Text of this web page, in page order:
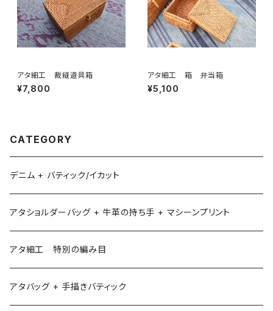
アタ細工 裁縫道具箱
¥7,800
アタ細工 箱 弁当箱
¥5,100
CATEGORY
デニム + バティック/イカット
アタショルダーバッグ + 牛革の持ち手 + マシーンプリント
アタ細工 特別の編み目
アタバッグ + 手描きバティック